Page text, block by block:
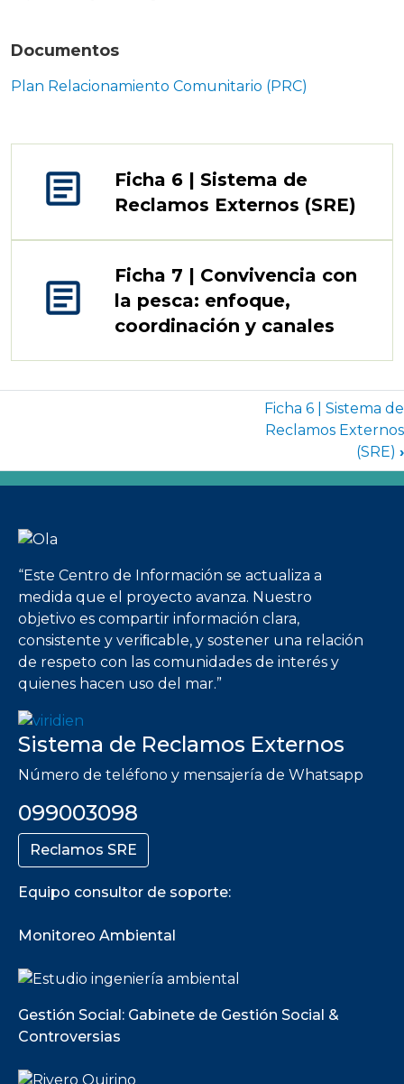
Documentos
Plan Relacionamiento Comunitario (PRC)
article
Ficha 6 | Sistema de
Reclamos Externos (SRE)
article
Ficha 7 | Convivencia con
la pesca: enfoque,
coordinación y canales
Enlaces transversales de Book
Ficha 6 | Sistema de
Reclamos Externos
(SRE) ›
Imagen
“Este Centro de Información se actualiza a
medida que el proyecto avanza. Nuestro
objetivo es compartir información clara,
consistente y veriﬁcable, y sostener una relación
de respeto con las comunidades de interés y
quienes hacen uso del mar.”
Sistema de Reclamos Externos
Número de teléfono y mensajería de Whatsapp
099003098
Reclamos SRE
Equipo consultor de soporte:
Monitoreo Ambiental
Gestión Social: Gabinete de Gestión Social &
Controversias